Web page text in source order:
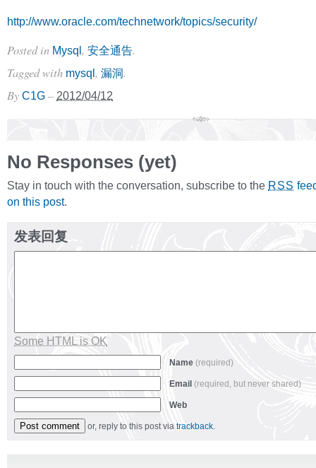
http://www.oracle.com/technetwork/topics/security/
Posted in Mysql, 安全通告.
Tagged with mysql, 漏洞.
By C1G – 2012/04/12
No Responses (yet)
Stay in touch with the conversation, subscribe to the RSS
on this post.
发表回复
Some HTML is OK
Name (required)
Email (required, but never shared)
Web
or, reply to this post via trackback.